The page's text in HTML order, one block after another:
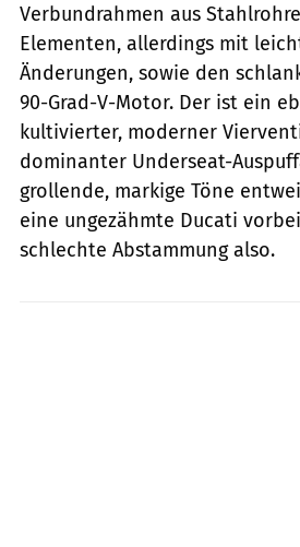
Verbundrahmen aus
Elementen, allerdings mit
Änderungen, sowie den
90-Grad-V-Motor. Der ist ein
kultivierter, moderner
dominanter Underseat-
grollende, markige Töne
eine ungezähmte Ducati
schlechte Abstammung also.